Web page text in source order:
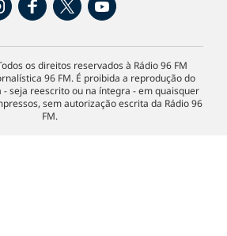
os direitos reservados à Rádio 96 FM
96 FM. É proibida a reprodução do
seja reescrito ou na íntegra - em quaisquer
sem autorização escrita da Rádio 96
FM.